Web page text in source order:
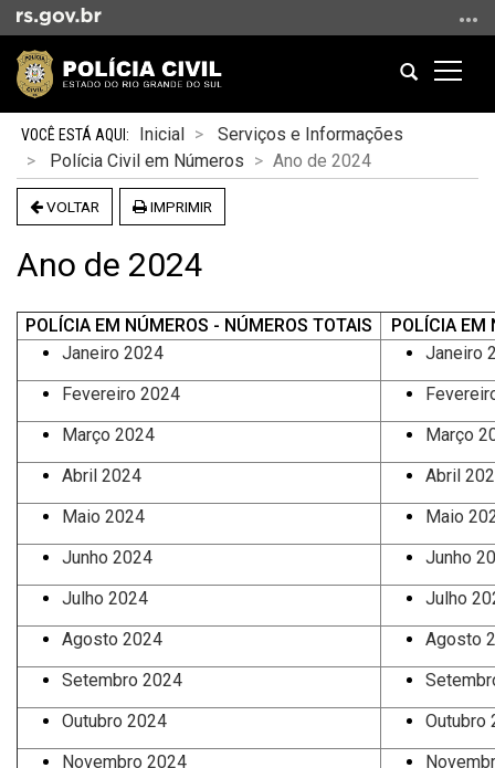
para
conteúdo
Ir
para
menu
para
Abrir
busca
Início
conteúdo
Inicial
Serviços e Informações
Polícia Civil em Números
Ano de 2024
VOLTAR IMPRIMIR
Ano de 2024
POLÍCIA EM NÚMEROS - NÚMEROS TOTAIS
POLÍCIA EM
Janeiro 2024
Janeiro
Fevereiro 2024
Março 2024
Março
Abril 2024
Abril
Maio 2024
Maio
Junho 2024
Junho
Julho 2024
Julho
Agosto 2024
Agosto
Setembro 2024
Outubro 2024
Outubro
Novembro 2024